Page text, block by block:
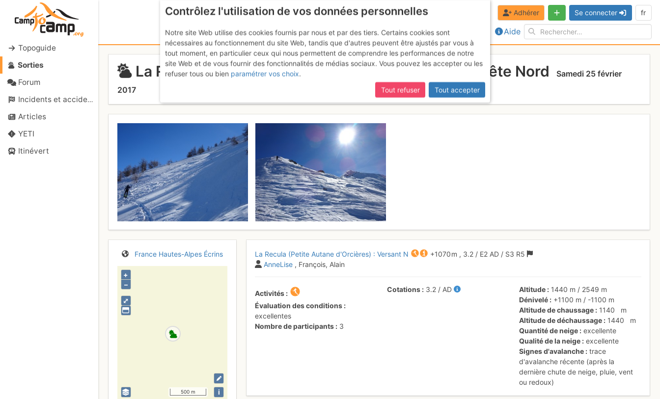
Topoguide
Sorties
Forum
Incidents et accidents
Articles
YETI
Itinévert
Aide
Adhérer Se connecter fr
La Recula (Petite Autane d'Orcières) : Versant N arête Nord
Samedi 25 février
2017
France Hautes-Alpes Écrins
⤢
+
–
500 m i
La Recula (Petite Autane d'Orcières) : Versant N +1070 m , 3.2 / E2 AD / S3 R5
AnneLise , François, Alain
Activités
Évaluation des conditions
excellentes
Nombre de participants
3
Cotations 3.2 / AD Altitude 1440 m / 2549 m
Dénivelé
+1100 m / -1100 m
Altitude de chaussage
1140
m
Altitude de déchaussage
1440
m
Quantité de neige
excellente
Qualité de la neige
excellente
Signes d'avalanche
trace
d'avalanche récente (après la
dernière chute de neige, pluie, vent
ou redoux)
Contrôlez l'utilisation de vos données personnelles
Notre site Web utilise des cookies fournis par nous et par des tiers. Certains cookies sont
nécessaires au fonctionnement du site Web, tandis que d'autres peuvent être ajustés par vous à
tout moment, en particulier ceux qui nous permettent de comprendre les performances de notre
site Web et de vous fournir des fonctionnalités de médias sociaux. Vous pouvez les accepter ou les
refuser tous ou bien paramétrer vos choix.
Tout refuser
Tout accepter